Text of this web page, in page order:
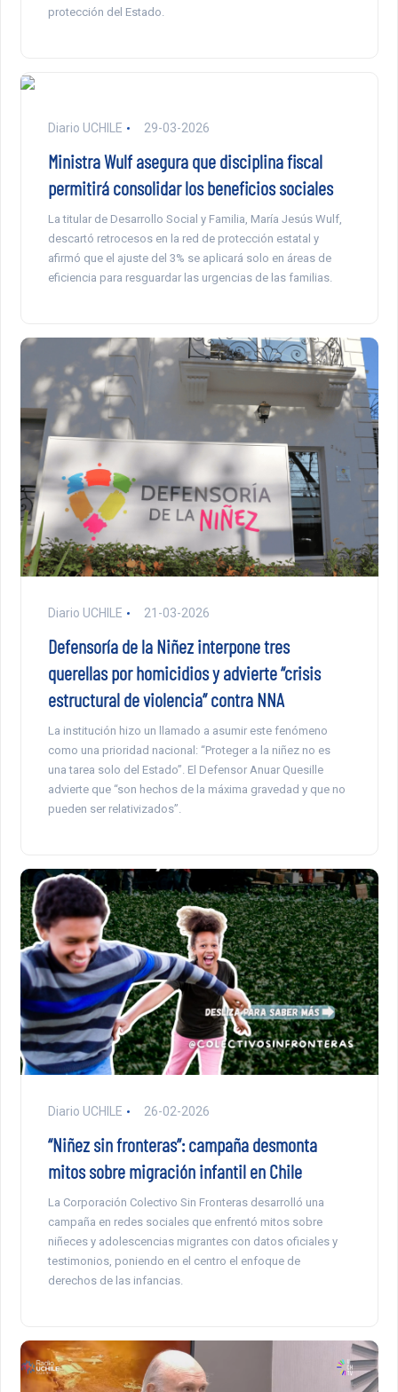
protección del Estado.
Diario UCHILE 29-03-2026
Ministra Wulf asegura que disciplina fiscal
permitirá consolidar los beneficios sociales
La titular de Desarrollo Social y Familia, María Jesús Wulf,
descartó retrocesos en la red de protección estatal y
afirmó que el ajuste del 3% se aplicará solo en áreas de
eficiencia para resguardar las urgencias de las familias.
Diario UCHILE 21-03-2026
Defensoría de la Niñez interpone tres
querellas por homicidios y advierte “crisis
estructural de violencia” contra NNA
La institución hizo un llamado a asumir este fenómeno
como una prioridad nacional: “Proteger a la niñez no es
una tarea solo del Estado”. El Defensor Anuar Quesille
advierte que “son hechos de la máxima gravedad y que no
pueden ser relativizados”.
Diario UCHILE 26-02-2026
“Niñez sin fronteras”: campaña desmonta
mitos sobre migración infantil en Chile
La Corporación Colectivo Sin Fronteras desarrolló una
campaña en redes sociales que enfrentó mitos sobre
niñeces y adolescencias migrantes con datos oficiales y
testimonios, poniendo en el centro el enfoque de
derechos de las infancias.